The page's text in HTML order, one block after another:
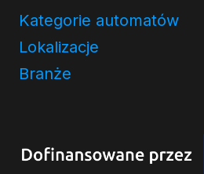
Kategorie automatów
Lokalizacje
Branże